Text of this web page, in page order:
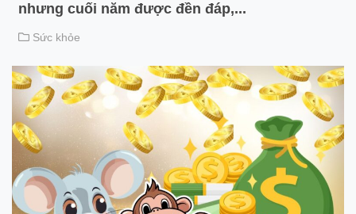
nhưng cuối năm được đền đáp,...
Sức khỏe